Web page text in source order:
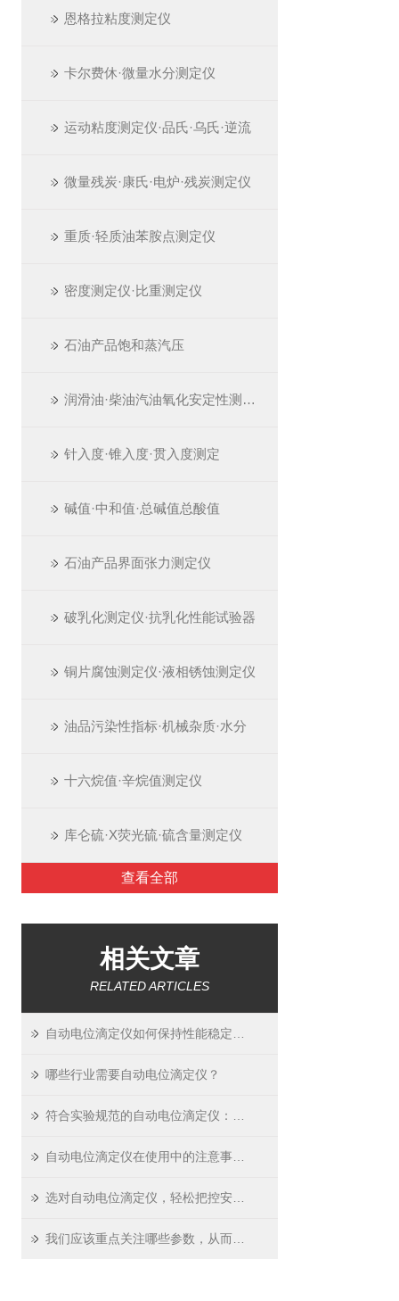
恩格拉粘度测定仪
卡尔费休·微量水分测定仪
运动粘度测定仪·品氏·乌氏·逆流
微量残炭·康氏·电炉·残炭测定仪
重质·轻质油苯胺点测定仪
密度测定仪·比重测定仪
石油产品饱和蒸汽压
润滑油·柴油汽油氧化安定性测定仪
针入度·锥入度·贯入度测定
碱值·中和值·总碱值总酸值
石油产品界面张力测定仪
破乳化测定仪·抗乳化性能试验器
铜片腐蚀测定仪·液相锈蚀测定仪
油品污染性指标·机械杂质·水分
十六烷值·辛烷值测定仪
库仑硫·X荧光硫·硫含量测定仪
查看全部
相关文章
RELATED ARTICLES
哪些行业需要自动电位滴定仪？